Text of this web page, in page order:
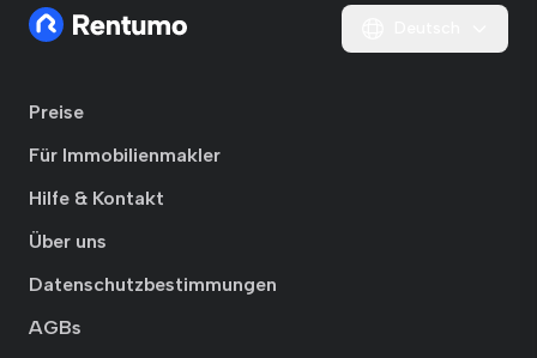
Preise
Für Immobilienmakler
Hilfe & Kontakt
Über uns
Datenschutzbestimmungen
AGBs